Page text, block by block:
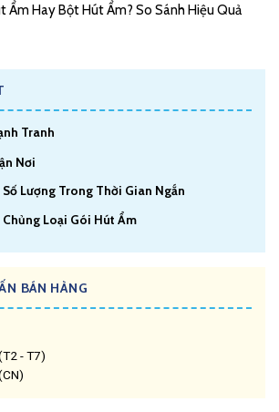
Ẩm Hay Bột Hút Ẩm? So Sánh Hiệu Quả
Tranh
Nơi
Lượng Trong Thời Gian Ngắn
Loại Gói Hút Ẩm
BÁN HÀNG
- T7)